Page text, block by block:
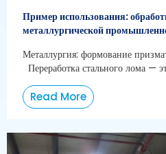
Пример использования:
металлургической
Металлургия: формование
Переработка стального лома —
Read More